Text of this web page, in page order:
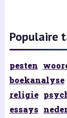
Populaire
pesten
boekanalyse
religie
essays